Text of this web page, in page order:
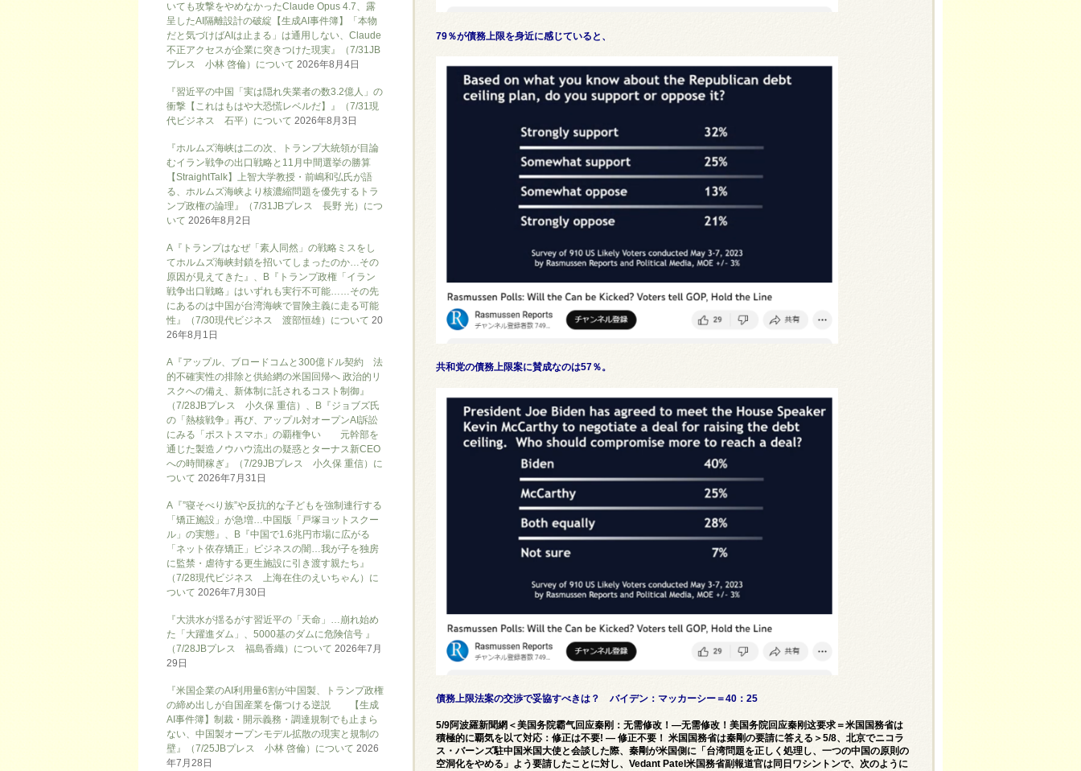
79％が債務上限を身近に感じていると、
共和党の債務上限案に賛成なのは57％。
債務上限法案の交渉で妥協すべきは？ バイデン：マッカーシー＝40：25
5/9阿波羅新聞網＜美国务院霸气回应秦刚：无需修改！—无需修改！美国务院回应秦刚这要求＝米国国務省は
積極的に覇気を以て対応：修正は不要! — 修正不要！ 米国国務省は秦剛の要請に答える＞5/8、北京でニコラ
ス・バーンズ駐中国米国大使と会談した際、秦剛が米国側に「台湾問題を正しく処理し、一つの中国の原則の
空洞化をやめる」よう要請したことに対し、Vedant Patel米国務省副報道官は同日ワシントンで、次のように
いても攻撃をやめなかったClaude Opus 4.7、露
呈したAI隔離設計の破綻【生成AI事件簿】「本物
だと気づけばAIは止まる」は通用しない、Claude
不正アクセスが企業に突きつけた現実』（7/31JB
プレス 小林 啓倫）について 2026年8月4日
『習近平の中国「実は隠れ失業者の数3.2億人」の
衝撃【これはもはや大恐慌レベルだ】』（7/31現
代ビジネス 石平）について 2026年8月3日
『ホルムズ海峡は二の次、トランプ大統領が目論
むイラン戦争の出口戦略と11月中間選挙の勝算
【StraightTalk】上智大学教授・前嶋和弘氏が語
る、ホルムズ海峡より核濃縮問題を優先するトラ
ンプ政権の論理』（7/31JBプレス 長野 光）につ
いて 2026年8月2日
A『トランプはなぜ「素人同然」の戦略ミスをし
てホルムズ海峡封鎖を招いてしまったのか…その
原因が見えてきた』、B『トランプ政権「イラン
戦争出口戦略」はいずれも実行不可能……その先
にあるのは中国が台湾海峡で冒険主義に走る可能
性』（7/30現代ビジネス 渡部恒雄）について 20
26年8月1日
A『アップル、ブロードコムと300億ドル契約 法
的不確実性の排除と供給網の米国回帰へ 政治的リ
スクへの備え、新体制に託されるコスト制御』
（7/28JBプレス 小久保 重信）、B『ジョブズ氏
の「熱核戦争」再び、アップル対オープンAI訴訟
にみる「ポストスマホ」の覇権争い 元幹部を
通じた製造ノウハウ流出の疑惑とターナス新CEO
への時間稼ぎ』（7/29JBプレス 小久保 重信）に
ついて 2026年7月31日
A『”寝そべり族”や反抗的な子どもを強制連行する
「矯正施設」が急増…中国版「戸塚ヨットスクー
ル」の実態』、B『中国で1.6兆円市場に広がる
「ネット依存矯正」ビジネスの闇…我が子を独房
に監禁・虐待する更生施設に引き渡す親たち』
（7/28現代ビジネス 上海在住のえいちゃん）に
ついて 2026年7月30日
『大洪水が揺るがす習近平の「天命」…崩れ始め
た「大躍進ダム」、5000基のダムに危険信号 』
（7/28JBプレス 福島香織）について 2026年7月
29日
『米国企業のAI利用量6割が中国製、トランプ政権
の締め出しが自国産業を傷つける逆説 【生成
AI事件簿】制裁・開示義務・調達規制でも止まら
ない、中国製オープンモデル拡散の現実と規制の
壁』（7/25JBプレス 小林 啓倫）について 2026
年7月28日